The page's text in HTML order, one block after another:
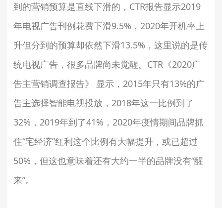
到的营销预算是直线下滑的，CTR报告显示2019
年电视广告刊例花费下滑9.5%，2020年开机率上
升但分到的预算却依然下滑13.5%，这里说的是传
统电视广告，很多品牌尚未觉醒。CTR《2020广
告主营销调查报告》 显示，2015年只有13%的广
告主选择智能电视投放，2018年这一比例到了
32%，2019年到了41%，2020年疫情期间品牌抓
住“宅经济”红利这个比例有大幅提升，或已超过
50%，但这也意味着还有大约一半的品牌没有“醒
来”。